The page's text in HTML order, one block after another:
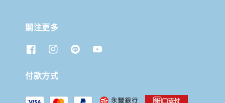
關注更多
付款方式